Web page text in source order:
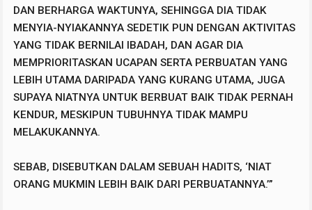
DAN BERHARGA WAKTUNYA, SEHINGGA DIA TIDAK
MENYIA-NYIAKANNYA SEDETIK PUN DENGAN AKTIVITAS
YANG TIDAK BERNILAI IBADAH, DAN AGAR DIA
MEMPRIORITASKAN UCAPAN SERTA PERBUATAN YANG
LEBIH UTAMA DARIPADA YANG KURANG UTAMA, JUGA
SUPAYA NIATNYA UNTUK BERBUAT BAIK TIDAK PERNAH
KENDUR, MESKIPUN TUBUHNYA TIDAK MAMPU
MELAKUKANNYA.
SEBAB, DISEBUTKAN DALAM SEBUAH HADITS, ‘NIAT
ORANG MUKMIN LEBIH BAIK DARI PERBUATANNYA.’”